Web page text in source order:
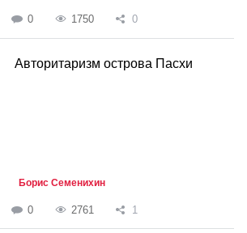
0 1750 0
Авторитаризм острова Пасхи
Борис Семенихин
0 2761 1